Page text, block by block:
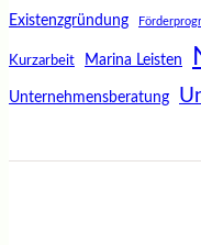
Existenzgründung
Kurzarbeit Marina Leisten
Unternehmensberatung